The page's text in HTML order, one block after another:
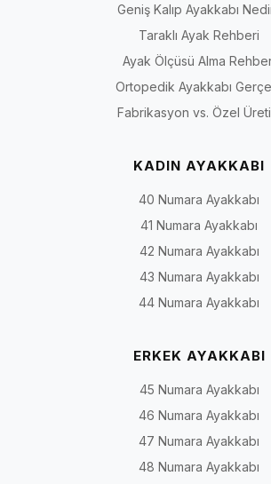
Geniş Kalıp Ayakkabı
Taraklı Ayak Rehberi
Ayak Ölçüsü Alma
Ortopedik Ayakkabı
Fabrikasyon vs. Özel
KADIN AYAKKABI
40 Numara Ayakkabı
41 Numara Ayakkabı
42 Numara Ayakkabı
43 Numara Ayakkabı
44 Numara Ayakkabı
ERKEK AYAKKABI
45 Numara Ayakkabı
46 Numara Ayakkabı
47 Numara Ayakkabı
48 Numara Ayakkabı